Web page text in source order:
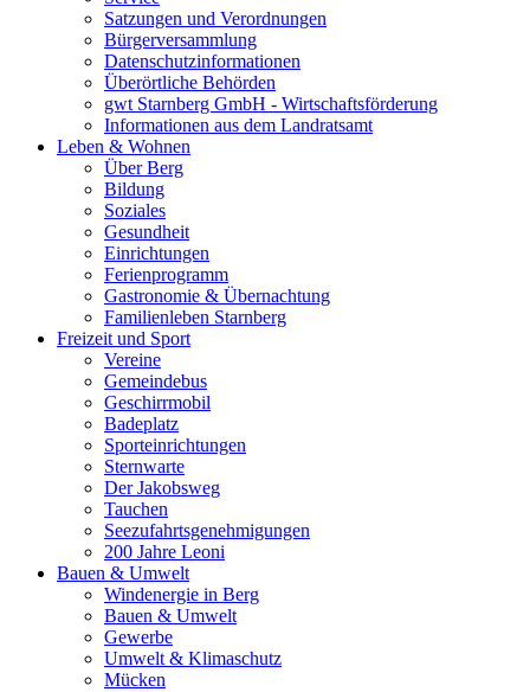
Satzungen und Verordnungen
Bürgerversammlung
Datenschutzinformationen
Überörtliche Behörden
gwt Starnberg GmbH - Wirtschaftsförderung
Informationen aus dem Landratsamt
Leben & Wohnen
Über Berg
Bildung
Soziales
Gesundheit
Einrichtungen
Ferienprogramm
Gastronomie & Übernachtung
Familienleben Starnberg
Freizeit und Sport
Vereine
Gemeindebus
Geschirrmobil
Badeplatz
Sporteinrichtungen
Sternwarte
Der Jakobsweg
Tauchen
Seezufahrtsgenehmigungen
200 Jahre Leoni
Bauen & Umwelt
Windenergie in Berg
Bauen & Umwelt
Gewerbe
Umwelt & Klimaschutz
Mücken